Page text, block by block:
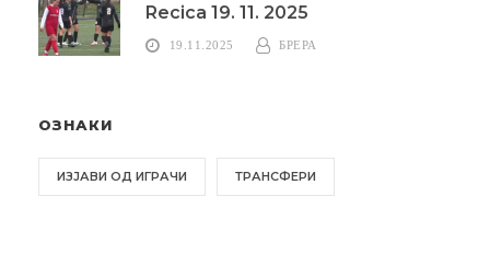
Recica 19. 11. 2025
19.11.2025 БРЕРА
ОЗНАКИ
ИЗЈАВИ ОД ИГРАЧИ ТРАНСФЕРИ